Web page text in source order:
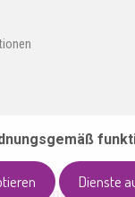
Dienste